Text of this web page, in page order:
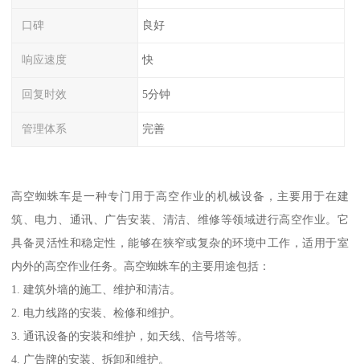
口碑 良好
响应速度 快
回复时效 5分钟
管理体系 完善
高空蜘蛛车是一种专门用于高空作业的机械设备，主要用于在建
筑、电力、通讯、广告安装、清洁、维修等领域进行高空作业。它
具备灵活性和稳定性，能够在狭窄或复杂的环境中工作，适用于室
内外的高空作业任务。高空蜘蛛车的主要用途包括：
1. 建筑外墙的施工、维护和清洁。
2. 电力线路的安装、检修和维护。
3. 通讯设备的安装和维护，如天线、信号塔等。
4. 广告牌的安装、拆卸和维护。